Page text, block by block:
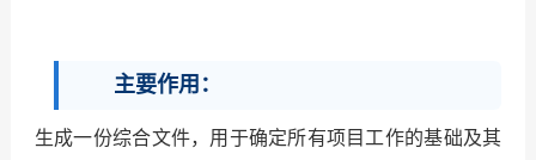
主要作用：
生成一份综合文件，用于确定所有项目工作的基础及其